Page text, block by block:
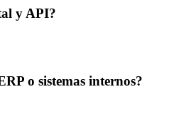
y API?
o sistemas internos?